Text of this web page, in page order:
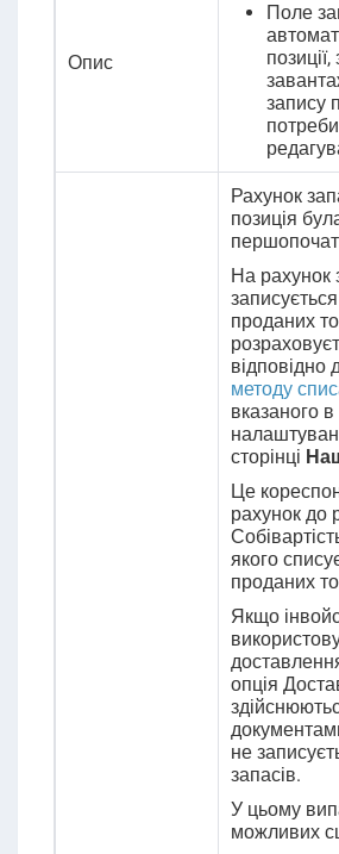
Опис
Поле
запису
Рахунок
позиція
На рахунок
проданих
відповідно
методу
вказаногов
сторінці
Це
рахунок до
якого
проданих
Якщо
опція
не
запасів.
У цьому
можливих